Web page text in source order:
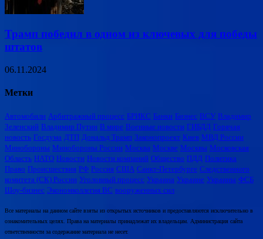
Трамп победил в одном из ключевых для победы
штатов
06.11.2024
Метки
Автомобили Арбитражный процесс БРИКС Банки Бизнес ВСУ Владимир
Зеленский Владимир Путин В мире Военные новости ГИБДД Горячая
новость Госдума ДТП Дональд Трамп Законопроект Киев МВД России
Минобороны Минобороны России Москва Москве Москвы Московская
Область НАТО Новости Новости компаний Общество ПДД Политика
Право Происшествия РФ Россия США Санкт-Петербурге Следственного
комитета (СК) России Уголовный процесс Украина Украине Украины ФСБ
Шоу-бизнес Экономколлегия ВС вооруженных сил
Все материалы на данном сайте взяты из открытых источников и предоставляются исключительно в
ознакомительных целях. Права на материалы принадлежат их владельцам. Администрация сайта
ответственности за содержание материала не несет.